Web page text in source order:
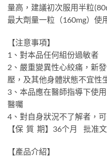
量高，建議初次服用半粒
最大劑量一粒（160mg）使
【注意事項】
1、對本品任何組份過敏者
2、嚴重變異性心絞痛，新
壓，及其他身體狀態不宜性
3、本品應在醫師指導下使
醫囑
4、對自身狀況不了解者，
【保 質 期】36个月 批准
【產品介紹】